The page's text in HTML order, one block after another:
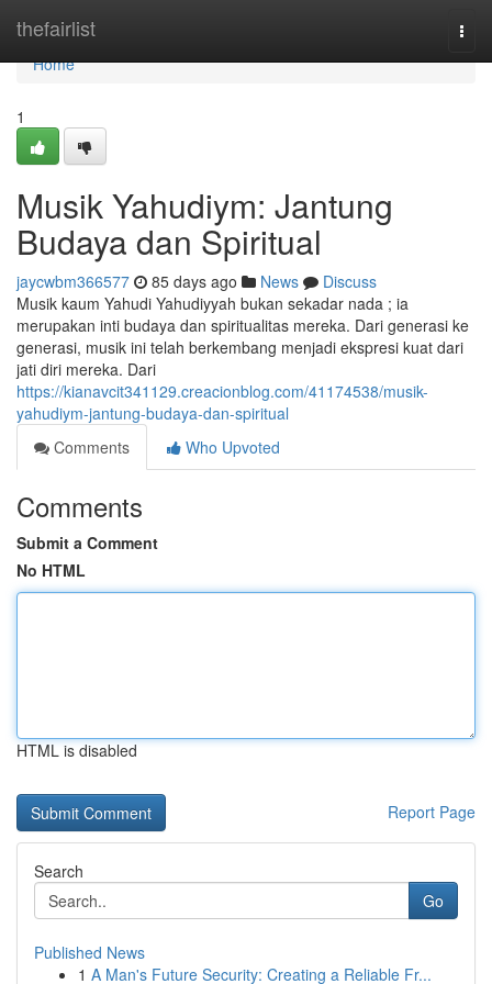
thefairlist
Home
Home
1
Musik Yahudiym: Jantung
Budaya dan Spiritual
jaycwbm366577 85 days ago News
Discuss
Musik kaum Yahudi Yahudiyyah bukan sekadar nada ; ia
merupakan inti budaya dan spiritualitas mereka. Dari generasi ke
generasi, musik ini telah berkembang menjadi ekspresi kuat dari
jati diri mereka. Dari
https://kianavcit341129.creacionblog.com/41174538/musik-
yahudiym-jantung-budaya-dan-spiritual
Comments
Who Upvoted
Comments
Submit a Comment
No HTML
HTML is disabled
Report Page
Search
Go
Published News
1 A Man's Future Security: Creating a Reliable Fr...